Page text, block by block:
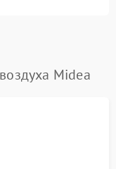
Midea